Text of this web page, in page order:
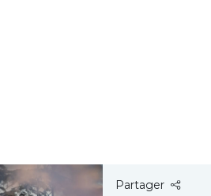
Partager